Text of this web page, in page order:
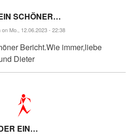
SCHÖNER…
on Mo., 12.06.2023 - 22:38
Bericht.Wie immer,liebe
Dieter
EIN…